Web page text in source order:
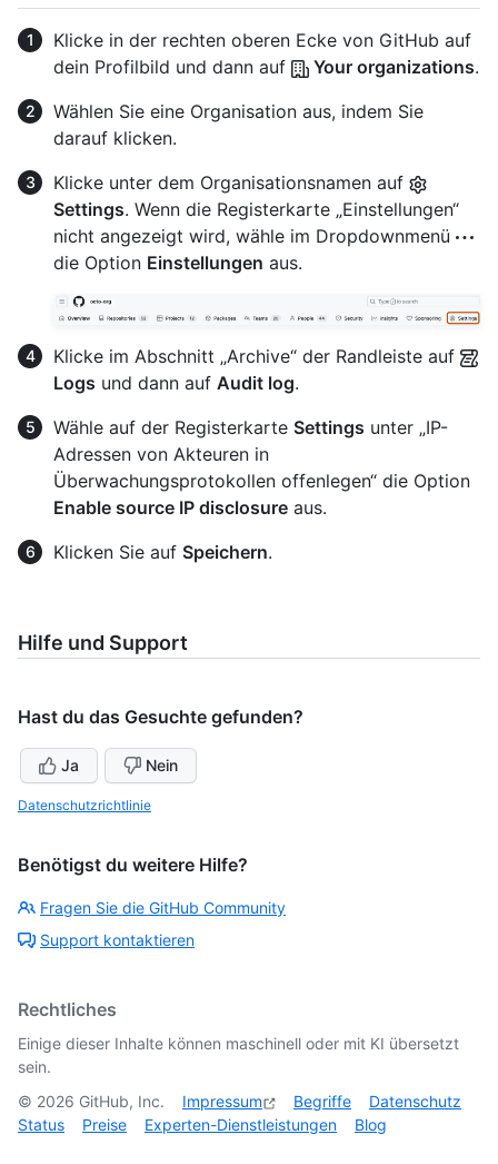
Klicke in der rechten oberen Ecke von GitHub auf
dein Profilbild und dann auf
Your organizations.
Wählen Sie eine Organisation aus, indem Sie
darauf klicken.
Klicke unter dem Organisationsnamen auf
Settings. Wenn die Registerkarte „Einstellungen“
nicht angezeigt wird, wähle im Dropdownmenü
die Option Einstellungen aus.
Klicke im Abschnitt „Archive“ der Randleiste auf
Logs und dann auf Audit log.
Wähle auf der Registerkarte Settings unter „IP-
Adressen von Akteuren in
Überwachungsprotokollen offenlegen“ die Option
Enable source IP disclosure aus.
Klicken Sie auf Speichern.
Hilfe und Support
Hast du das Gesuchte gefunden?
Ja Nein
Datenschutzrichtlinie
Benötigst du weitere Hilfe?
Fragen Sie die GitHub Community
Support kontaktieren
Rechtliches
Einige dieser Inhalte können maschinell oder mit KI übersetzt
sein.
© 2026 GitHub, Inc. Impressum Begriffe
Datenschutz
Status
Preise Experten-Dienstleistungen Blog